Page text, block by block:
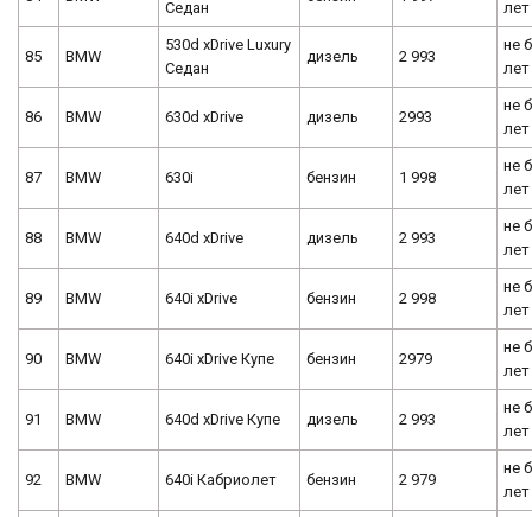
Седан лет
85 BMW
530d xDrive Luxury
Седан
дизель 2 993
не
лет
86 BMW 630d xDrive дизель 2993
не
лет
87 BMW 630i бензин 1 998
не
лет
88 BMW 640d xDrive дизель 2 993
не
лет
89 BMW 640i xDrive бензин 2 998
не
лет
90 BMW 640i xDrive Купе бензин 2979
не
лет
91 BMW 640d xDrive Купе дизель 2 993
не
лет
92 BMW 640i Кабриолет бензин 2 979
не
лет